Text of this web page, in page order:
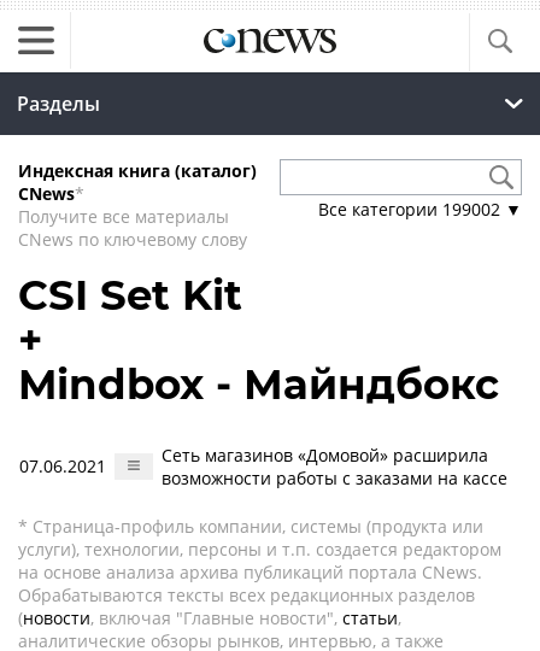
Разделы
Индексная книга (каталог)
CNews*
Получите все материалы
CNews по ключевому слову
Все категории 199002 ▼
CSI Set Kit
+
Mindbox - Майндбокс
07.06.2021
Сеть магазинов «Домовой» расширила
возможности работы с заказами на кассе
* Страница-профиль компании, системы (продукта или
услуги), технологии, персоны и т.п. создается редактором
на основе анализа архива публикаций портала CNews.
Обрабатываются тексты всех редакционных разделов
(новости, включая "Главные новости", статьи,
аналитические обзоры рынков, интервью, а также